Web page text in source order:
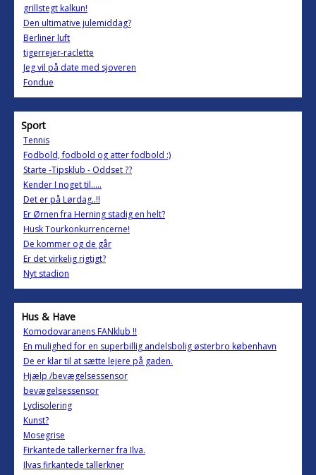
grillstegt kalkun!
Den ultimative julemiddag?
Berliner luft
tigerrejer-raclette
Jeg vil på date med sjoveren
Fondue
Sport
Tennis
Fodbold, fodbold og atter fodbold :)
Starte -Tipsklub - Oddset ??
Kender I noget til.....
Det er på Lørdag..!!
Er Ørnen fra Herning stadig en helt?
Husk Tourkonkurrencerne!
De kommer og de går
Er det virkelig rigtigt?
Nyt stadion
Hus & Have
Komodovaranens FANklub !!
En mulighed for en superbillig andelsbolig østerbro københavn
De er klar til at sætte lejere på gaden.
Hjælp /bevægelsessensor
bevægelsessensor
Lydisolering
Kunst?
Mosegrise
Firkantede tallerkerner fra Ilva.
Ilvas firkantede tallerkner